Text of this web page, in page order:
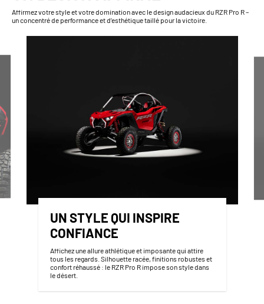
Affirmez votre style et votre domination avec le design audacieux du RZR Pro R –
un concentré de performance et d’esthétique taillé pour la victoire.
UN STYLE QUI INSPIRE
CONFIANCE
Affichez une allure athlétique et imposante qui attire
tous les regards. Silhouette racée, finitions robustes et
confort réhaussé : le RZR Pro R impose son style dans
le désert.